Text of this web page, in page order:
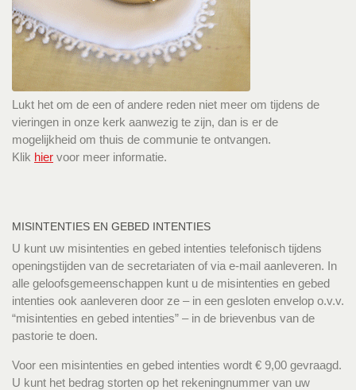
Lukt het om de een of andere reden niet meer om tijdens de
vieringen in onze kerk aanwezig te zijn, dan is er de
mogelijkheid om thuis de communie te ontvangen.
Klik hier voor meer informatie.
MISINTENTIES EN GEBED INTENTIES
U kunt uw misintenties en gebed intenties telefonisch tijdens
openingstijden van de secretariaten of via e-mail aanleveren. In
alle geloofsgemeenschappen kunt u de misintenties en gebed
intenties ook aanleveren door ze – in een gesloten envelop o.v.v.
“misintenties en gebed intenties” – in de brievenbus van de
pastorie te doen.
Voor een misintenties en gebed intenties wordt € 9,00 gevraagd.
U kunt het bedrag storten op het rekeningnummer van uw